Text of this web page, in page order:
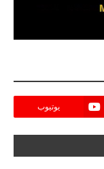
يوتيوب